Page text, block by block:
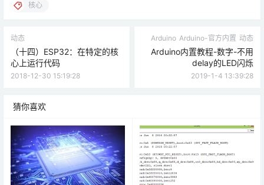
核心
动态
（十四）ESP32：在特定的核
心上运行代码
2018-12-30 15:19:28
Arduino Arduino-官方内置 动态
Arduino内置教程-数字-不用
delay的LED闪烁
2019-1-4 13:39:28
猜你喜欢